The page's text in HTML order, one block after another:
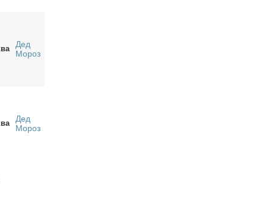
Дед
Мороз
Дед
Мороз